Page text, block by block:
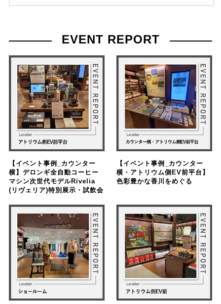
EVENT REPORT
【イベント事例_カウンター
横】デロンギ全自動コーヒー
マシン次世代モデルRivelia
(リヴェリア)特別展示・試飲会
【イベント事例_カウンター
横・アトリウム側EV前平台】
色彩豊かな香川をめぐる